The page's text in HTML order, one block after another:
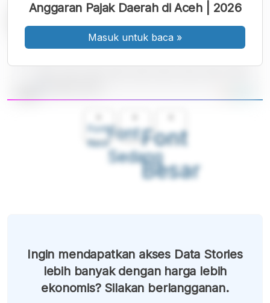
Font
Kecil
Font
Sedang
Font
Besar
Anggaran Pajak Daerah di Aceh | 2026
Masuk untuk baca »
Ingin mendapatkan akses Data Stories
lebih banyak dengan harga lebih
ekonomis? Silakan berlangganan.